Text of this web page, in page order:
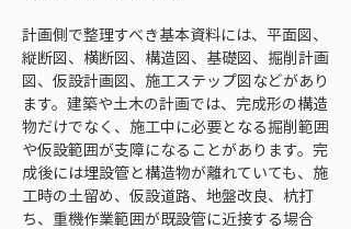
計画側で整理すべき基本資料には、平面図、
縦断図、横断図、構造図、基礎図、掘削計画
図、仮設計画図、施工ステップ図などがあり
ます。建築や土木の計画では、完成形の構造
物だけでなく、施工中に必要となる掘削範囲
や仮設範囲が支障になることがあります。完
成後には埋設管と構造物が離れていても、施
工時の土留め、仮設道路、地盤改良、杭打
ち、重機作業範囲が既設管に近接する場合